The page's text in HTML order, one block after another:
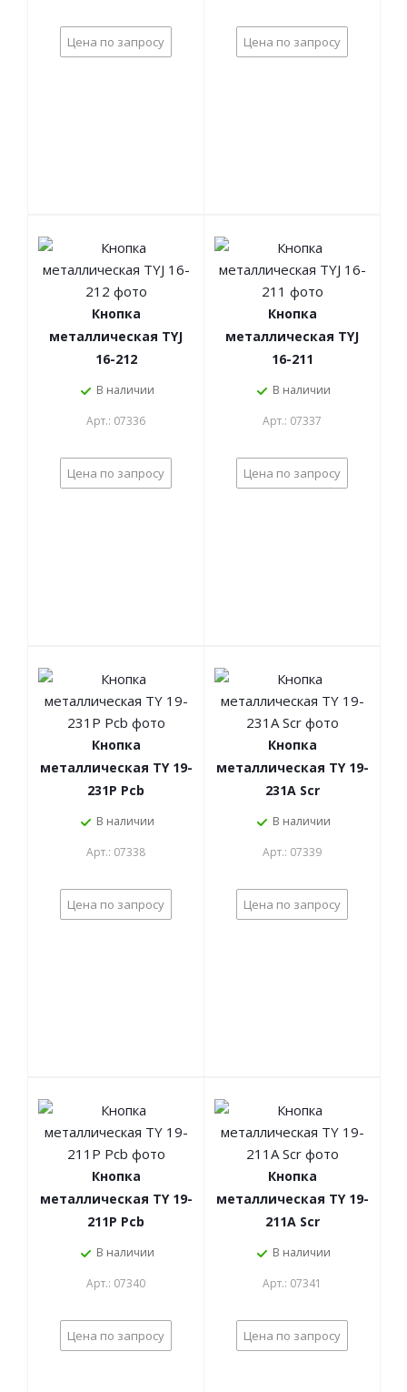
Цена по запросу Цена по запросу
Кнопка
металлическая TYJ
16-212
В наличии
Арт.: 07336
Цена по запросу
Кнопка
металлическая TYJ
16-211
В наличии
Арт.: 07337
Цена по запросу
Кнопка
металлическая TY 19-
231P Pcb
В наличии
Арт.: 07338
Цена по запросу
Кнопка
металлическая TY 19-
231A Scr
В наличии
Арт.: 07339
Цена по запросу
Кнопка
металлическая TY 19-
211P Pcb
В наличии
Арт.: 07340
Цена по запросу
Кнопка
металлическая TY 19-
211A Scr
В наличии
Арт.: 07341
Цена по запросу